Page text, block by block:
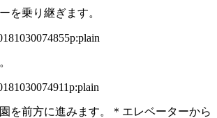
乗り継ぎます。
前方に進みます。＊エレベーターから